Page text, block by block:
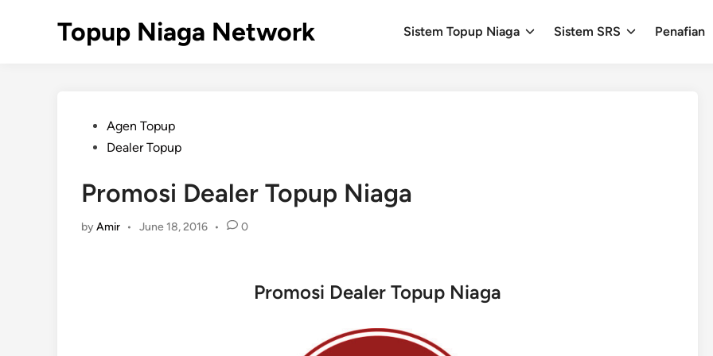
Topup Niaga Network Sistem Topup Niaga Sistem SRS Penafian
PostedAgen Topup
Dealer Topup
Promosi Dealer Topup Niaga
byAmir • June 18, 2016 • 0
Promosi Dealer Topup Niaga